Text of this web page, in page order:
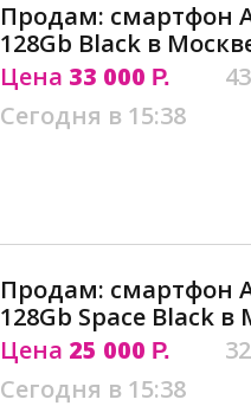
Продам: смартфон
128Gb Black в
Цена 33 000 Р.
Сегодня в 15:38
Продам: смартфон
128Gb Space Black в
Цена 25 000 Р.
Сегодня в 15:38